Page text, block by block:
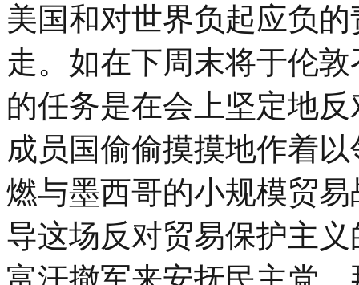
美国和对世界负起应负
走。如在下周末将于伦
的任务是在会上坚定地
成员国偷偷摸摸地作着
燃与墨西哥的小规模贸
导这场反对贸易保护主